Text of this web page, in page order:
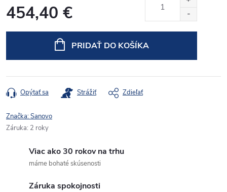
454,40 €
PRIDAŤ DO KOŠÍKA
Opýtať sa Strážiť Zdieľať
Značka:Sanovo
Záruka: 2 roky
Viac ako 30 rokov na trhu
máme bohaté skúsenosti
Záruka spokojnosti